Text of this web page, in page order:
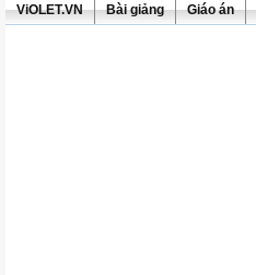
ViOLET.VN Bài giảng Giáo án